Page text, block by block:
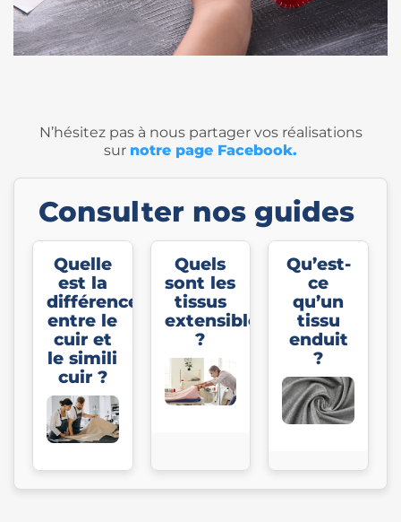
N’hésitez pas à nous partager vos réalisations
sur notre page Facebook.
Consulter nos guides
Quelle
est la
différence
entre le
cuir et
le simili
cuir ?
Quels
sont les
tissus
extensibles
?
Qu’est-
ce
qu’un
tissu
enduit
?